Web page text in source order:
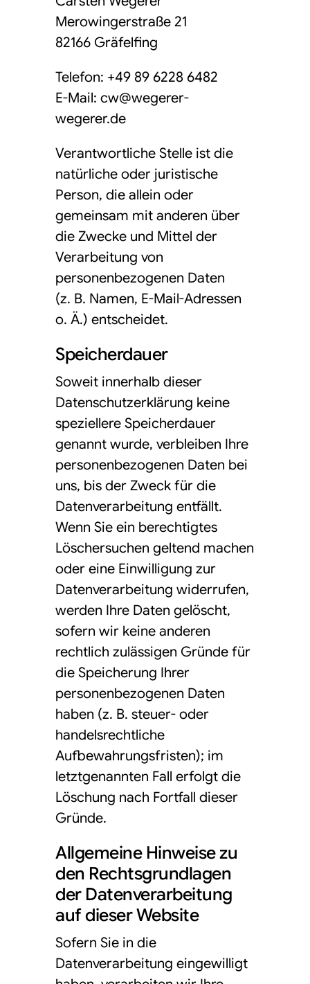
Merowingerstraße 21
82166 Gräfelfing
Telefon: +49 89 6228 6482
E-Mail: cw@wegerer-
wegerer.de
Verantwortliche Stelle ist die
natürliche oder juristische
Person, die allein oder
gemeinsam mit anderen über
die Zwecke und Mittel der
Verarbeitung von
personenbezogenen Daten
(z. B. Namen, E-Mail-Adressen
o. Ä.) entscheidet.
Speicherdauer
Soweit innerhalb dieser
Datenschutzerklärung keine
speziellere Speicherdauer
genannt wurde, verbleiben Ihre
personenbezogenen Daten bei
uns, bis der Zweck für die
Datenverarbeitung entfällt.
Wenn Sie ein berechtigtes
Löschersuchen geltend machen
oder eine Einwilligung zur
Datenverarbeitung widerrufen,
werden Ihre Daten gelöscht,
sofern wir keine anderen
rechtlich zulässigen Gründe für
die Speicherung Ihrer
personenbezogenen Daten
haben (z. B. steuer- oder
handelsrechtliche
Aufbewahrungsfristen); im
letztgenannten Fall erfolgt die
Löschung nach Fortfall dieser
Gründe.
Allgemeine Hinweise zu
den Rechtsgrundlagen
der Datenverarbeitung
auf dieser Website
Sofern Sie in die
Datenverarbeitung eingewilligt